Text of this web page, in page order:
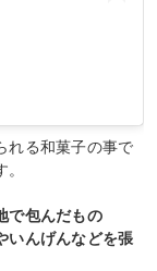
れる和菓子の事で
で包んだもの
いんげんなどを張